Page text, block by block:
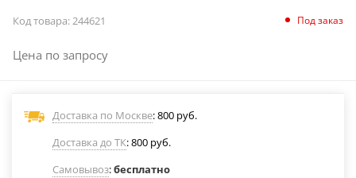
Код товара:244621 Под заказ
Цена по запросу
Доставка по Москве: 800 руб.
Доставка до ТК: 800 руб.
Самовывоз:бесплатно